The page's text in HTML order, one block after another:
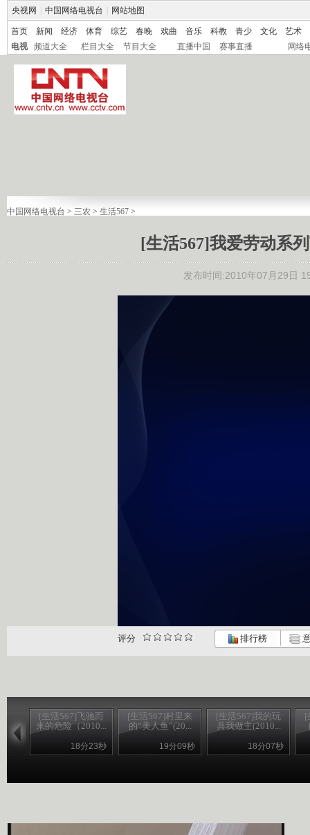
央视网 中国网络电视台 网站地图
首页 新闻 经济 体育 综艺 春晚 戏曲 音乐 科教 青少 文化
艺术
电视
频道大全 栏目大全 节目大全 直播中国 赛事直播 网络
中国网络电视台 > 三农 > 生活567 >
[生活567]我爱劳动系
发布时间:2010年07月29日
评分 排行榜
[生活567]飞驰而
来的危险（2010...
18分23秒
[生活567]村里来
的“美人鱼”(20...
19分09秒
[生活567]我的玩
具我做主(2010...
18分07秒
[